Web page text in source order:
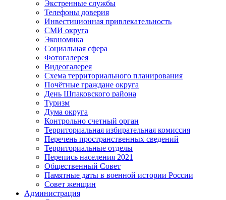
Экстренные службы
Телефоны доверия
Инвестиционная привлекательность
СМИ округа
Экономика
Социальная сфера
Фотогалерея
Видеогалерея
Схема территориального планирования
Почётные граждане округа
День Шпаковского района
Туризм
Дума округа
Контрольно счетный орган
Территориальная избирательная комиссия
Перечень пространственных сведений
Территориальные отделы
Перепись населения 2021
Общественный Совет
Памятные даты в военной истории России
Совет женщин
Администрация